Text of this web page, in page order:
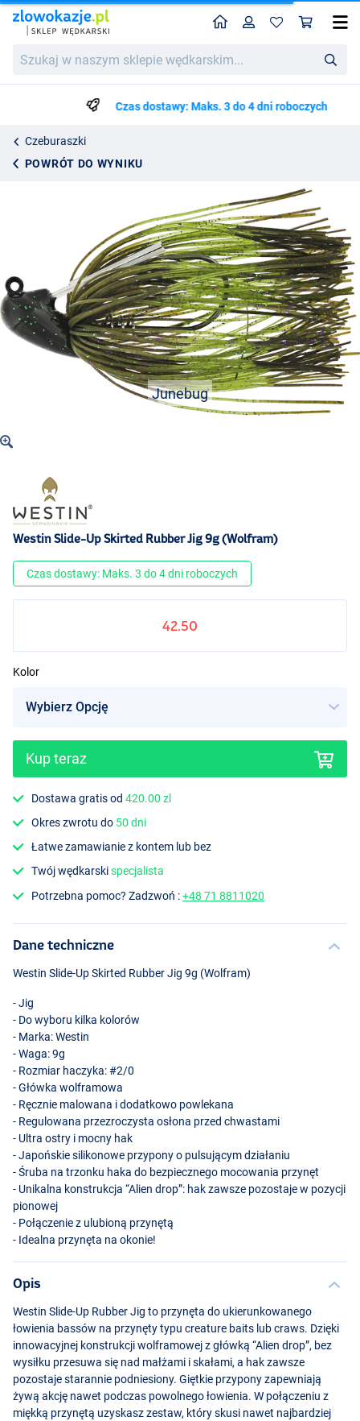
w
wędkarskim...
HomeProfil
Czas dostawy: Maks. 3 do 4 dni roboczych
Czeburaszki
POWRÓT DO WYNIKU
Westin Slide-Up Skirted Rubber Jig 9g (Wolfram)
42.50
Junebug
Westin Slide-Up Skirted Rubber Jig 9g (Wolfram)
Czas dostawy: Maks. 3 do 4 dni roboczych
42.50
Kolor
Kup teraz
Dostawa gratis od420.00 zl
Okres zwrotu do 50 dni
Łatwe zamawianie z kontem lub bez
Twój wędkarskispecjalista
Potrzebna pomoc? Zadzwoń :+48 71 8811020
Dane techniczne
Westin Slide-Up Skirted Rubber Jig 9g (Wolfram)
- Jig
- Do wyboru kilka kolorów
- Marka: Westin
- Waga: 9g
- Rozmiar haczyka: #2/0
- Główka wolframowa
- Ręcznie malowana i dodatkowo powlekana
- Regulowana przezroczysta osłona przed chwastami
- Ultra ostry i mocny hak
- Japońskie silikonowe przypony o pulsującym działaniu
- Śruba na trzonku haka do bezpiecznego mocowania przynęt
- Unikalna konstrukcja “Alien drop”: hak zawsze pozostaje w pozycji
pionowej
- Połączenie z ulubioną przynętą
- Idealna przynęta na okonie!
Opis
Westin Slide-Up Rubber Jig to przynęta do ukierunkowanego
łowienia bassów na przynęty typu creature baits lub craws. Dzięki
innowacyjnej konstrukcji wolframowej z główką “Alien drop”, bez
wysiłku przesuwa się nad małżami i skałami, a hak zawsze
pozostaje starannie podniesiony. Giętkie przypony zapewniają
żywą akcję nawet podczas powolnego łowienia. W połączeniu z
miękką przynętą uzyskasz zestaw, który skusi nawet najbardziej